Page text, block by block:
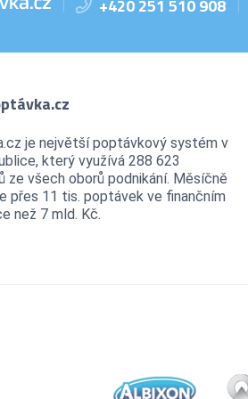
- ostraha 3
- poplašné
21
- trezory, sejfy
zařízení - dekorativní
| +420 251 510 908 |
je největší poptávkový systém v
který využívá 288 623
ze všech oborů podnikání. Měsíčně
přes 11 tis. poptávek ve finančním
než 7 mld. Kč.